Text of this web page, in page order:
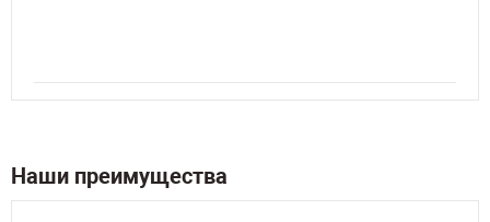
Наши преимущества